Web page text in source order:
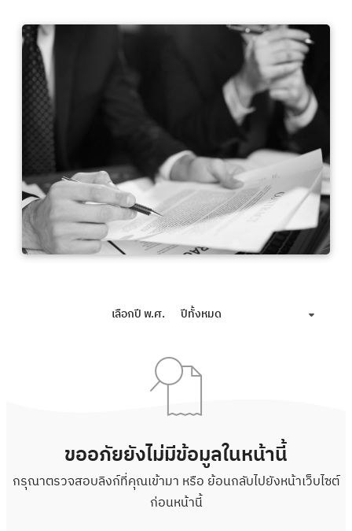
เลือกปี พ.ศ. ปีทั้งหมด
ขออภัยยังไม่มีข้อมูลในหน้านี้
กรุณาตรวจสอบลิงก์ที่คุณเข้ามา หรือ ย้อนกลับไปยังหน้าเว็บไซต์
ก่อนหน้านี้